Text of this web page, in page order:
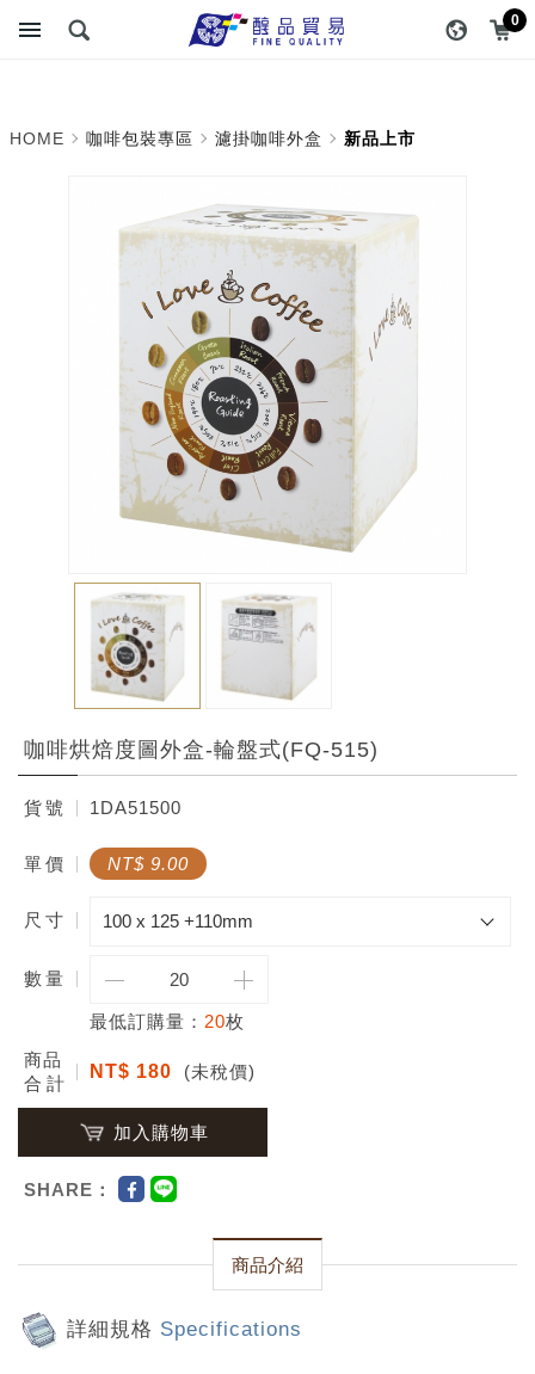
新品上市_濾掛咖啡外盒_
材專家
0
醇品貿易主選單
HOME 咖啡包裝專區 濾掛咖啡外盒 新品上市
咖啡烘焙度圖外盒-輪盤式(FQ-515)
貨號 1DA51500
單價 NT$ 9.00
尺寸
數量
最低訂購量： 20枚
商品
合計
NT$ 180 (未稅價)
加入購物車
SHARE：
商品介紹
詳細規格 Specifications